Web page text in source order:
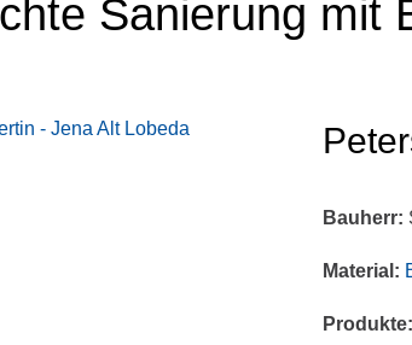
Sanierung mit
Bauherr:
Material:
Produkte: